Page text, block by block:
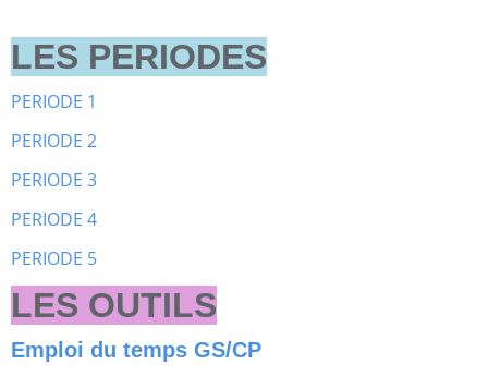
LES PERIODES
PERIODE 1
PERIODE 2
PERIODE 3
PERIODE 4
PERIODE 5
LES OUTILS
Emploi du temps GS/CP